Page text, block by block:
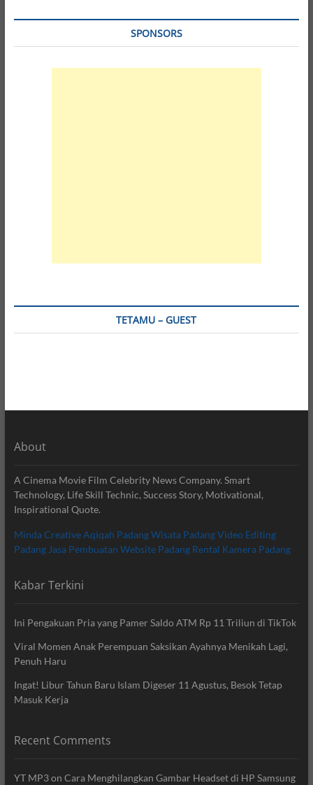
SPONSORS
TETAMU – GUEST
About
A Cinema Movie Film Celebrity News Company. Smart
Technology, Life Skill Technic, Success Story, Motivational,
Inspirational Quote.
Minda CreativeAqiqah PadangWisata PadangVideo Editing
Padang Jasa Pembuatan Website Padang Rental Kamera Padang
Kabar Terkini
Ini Pengakuan Pria yang Pamer Saldo ATM Rp 11 Triliun di TikTok
Viral Momen Anak Perempuan Saksikan Ayahnya Menikah Lagi,
Penuh Haru
Ingat! Libur Tahun Baru Islam Digeser 11 Agustus, Besok Tetap
Masuk Kerja
Recent Comments
YT MP3on Cara Menghilangkan Gambar Headset di HP Samsung